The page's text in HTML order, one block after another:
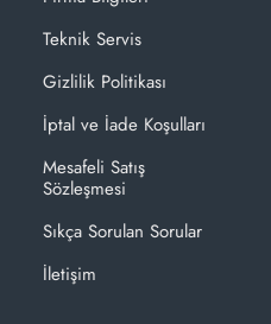
Teknik Servis
Gizlilik Politikası
İptal ve İade Koşulları
Mesafeli Satış
Sözleşmesi
Sıkça Sorulan Sorular
İletişim